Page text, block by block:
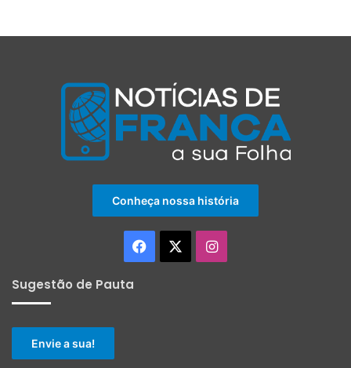
Conheça nossa história
Facebook Instagram
Sugestão de Pauta
Envie a sua!